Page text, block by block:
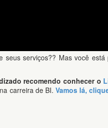
serviços?? Mas você
recomendo conhecer o
carreira de BI.Vamos lá,